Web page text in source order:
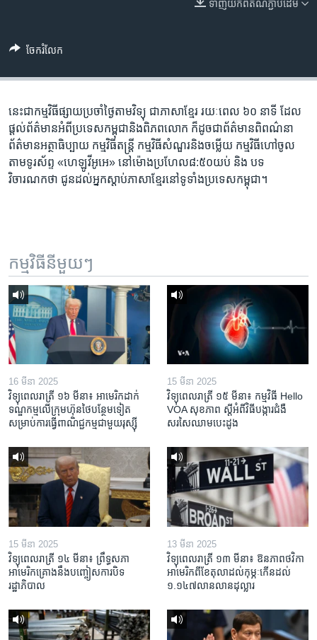
ចូល​
ស្វែង​
បណ្តាញ​សង្គម
ភាសា
ទាញ​យក​ពី​តំណភ្ជាប់​ដើម
ចែករំលែក
នេះ​ជា​កម្ម​វិធី​ផ្សាយ​ប្រចាំ​ថ្ងៃ​តាម​វិទ្យុ ​ជាភាសា​ខ្មែរ​ រយៈ​ពេល​ ៦០​ នាទី ដែល​
ផ្តល់​ព័ត៌មាន​អំពី​ប្រទេស​កម្ពុជា​និង​ពិភព​លោក ​ក៏ដូច​ជា​ព័ត៌មាន​ពិពណ៌នា
ព័ត៌មាន​អត្ថា​ធិប្បាយ​ កម្ម​វិធី​តន្ត្រី ​កម្មវិធី​​សំណួរ​និង​ចម្លើយ​ កម្ម​វិធី​ហៅ​ចូល​
តាម​ទូរ​ស័ព្ទ «ហេឡូវីអូអេ» នៅ​ម៉ោង​​ប្រហែល​៨:៥០​យប់ ​និង បទ​
វិចារណកថា​ ជូន​ដល់​អ្នក​ស្តាប់​ភាសា​ខ្មែរ​នៅ​ទូទាំង​ប្រទេស​កម្ពុជា។
កម្មវិធី​នីមួយៗ
16 មីនា 2025
វិទ្យុពេលរាត្រី ១៦ មីនា៖ អាមេរិក​ដាក់​
ទណ្ឌកម្ម​លើ​ក្រុមហ៊ុន​ថៃ​បន្ថែម​ទៀត​
សម្រាប់​ការ​ធ្វើ​ពាណិជ្ជកម្ម​ជាមួយ​រុស្ស៊ី
15 មីនា 2025
វិទ្យុពេលរាត្រី ១៥ មីនា៖ កម្មវិធី ​Hello
VOA សុខភាព ស្ដី​អំពី​វិធី​បង្ការ​ជំងឺ​
សរសៃ​ឈាម​បេះដូង
15 មីនា 2025
វិទ្យុពេលរាត្រី ១៤ មីនា៖ ព្រឹទ្ធសភា
អាមេរិកគ្រោងនឹងបញ្ចៀសការបិទ
រដ្ឋាភិបាល
13 មីនា 2025
វិទ្យុពេលរាត្រី ១៣ មីនា៖ ឱនភាព​ថវិកា​
អាមេរិក​ពី​ខែ​តុលា​ដល់​កុម្ភៈ​កើន​ដល់​
១.១៤៧​លានលាន​ដុល្លារ